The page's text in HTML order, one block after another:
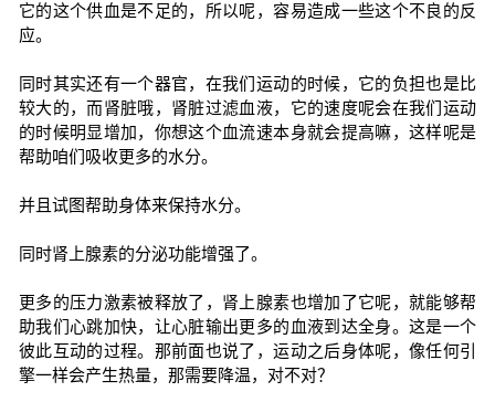
它的这个供血是不足的，所以呢，容易造成一些这个不良的反
应。
同时其实还有一个器官，在我们运动的时候，它的负担也是比
较大的，而肾脏哦，肾脏过滤血液，它的速度呢会在我们运动
的时候明显增加，你想这个血流速本身就会提高嘛，这样呢是
帮助咱们吸收更多的水分。
并且试图帮助身体来保持水分。
同时肾上腺素的分泌功能增强了。
更多的压力激素被释放了，肾上腺素也增加了它呢，就能够帮
助我们心跳加快，让心脏输出更多的血液到达全身。这是一个
彼此互动的过程。那前面也说了，运动之后身体呢，像任何引
擎一样会产生热量，那需要降温，对不对？